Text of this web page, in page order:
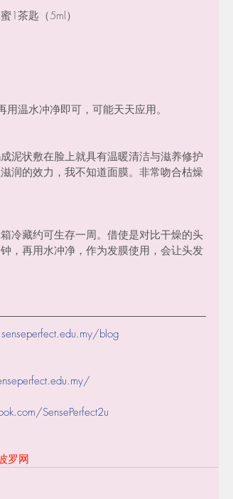
1茶匙（5ml）
温水冲净即可，可能天天应用。
泥状敷在脸上就具有温暖清洁与滋养修护
润的效力，我不知道面膜。非常吻合枯燥
冷藏约可生存一周。借使是对比干燥的头
，再用水冲净，作为发膜使用，会让头发
blog
SensePerfect2u
罗网